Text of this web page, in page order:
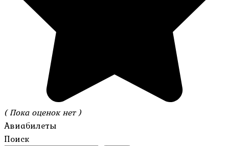
( Пока оценок нет )
Авиабилеты
Поиск